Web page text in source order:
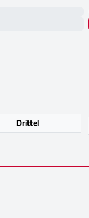
Drittel